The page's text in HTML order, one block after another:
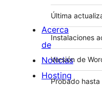
Última
Instalaciones
Versión de
Probado hasta
Acerca
de
Noticias
Hosting